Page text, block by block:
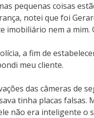
pequenas coisas
notei que foi
nem a mim.
a fim de
meu cliente.
das câmeras de
tinha placas
não era inteligente